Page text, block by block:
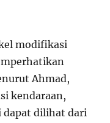
modifikasi
Ahmad,
kendaraan,
dapat dilihat dari